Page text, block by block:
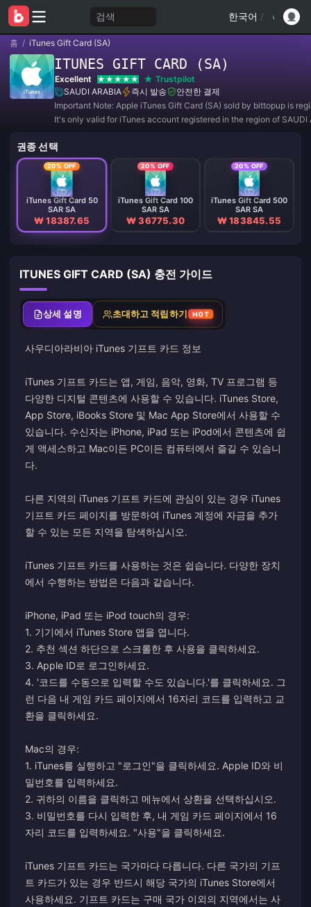
검색 한국어 /
홈 / iTunes Gift Card (SA)
ITUNES GIFT CARD (SA)
Excellent
Trustpilot
SAUDI ARABIA
즉시 발송
안전한 결제
Important Note: Apple iTunes Gift Card (SA) sold by bittopup is
It's only valid for iTunes account registered in the region of SAUDI
권종 선택
20% OFF
iTunes Gift Card 50
SAR SA
₩ 18387.65
20% OFF
iTunes Gift Card 100
SAR SA
₩ 36775.30
20% OFF
iTunes Gift Card 500
SAR SA
₩ 183845.55
ITUNES GIFT CARD (SA) 충전 가이드
상세 설명 초대하고 적립하기 HOT
사우디아라비아 iTunes 기프트 카드 정보
iTunes 기프트 카드는 앱, 게임, 음악, 영화, TV 프로그램 등
다양한 디지털 콘텐츠에 사용할 수 있습니다. iTunes Store,
App Store, iBooks Store 및 Mac App Store에서 사용할 수
있습니다. 수신자는 iPhone, iPad 또는 iPod에서 콘텐츠에 쉽
게 액세스하고 Mac이든 PC이든 컴퓨터에서 즐길 수 있습니
다.
다른 지역의 iTunes 기프트 카드에 관심이 있는 경우 iTunes
기프트 카드 페이지를 방문하여 iTunes 계정에 자금을 추가
할 수 있는 모든 지역을 탐색하십시오.
iTunes 기프트 카드를 사용하는 것은 쉽습니다. 다양한 장치
에서 수행하는 방법은 다음과 같습니다.
iPhone, iPad 또는 iPod touch의 경우:
1. 기기에서 iTunes Store 앱을 엽니다.
2. 추천 섹션 하단으로 스크롤한 후 사용을 클릭하세요.
3. Apple ID로 로그인하세요.
4. '코드를 수동으로 입력할 수도 있습니다.'를 클릭하세요. 그
런 다음 내 게임 카드 페이지에서 16자리 코드를 입력하고 교
환을 클릭하세요.
Mac의 경우:
1. iTunes를 실행하고 "로그인"을 클릭하세요. Apple ID와 비
밀번호를 입력하세요.
2. 귀하의 이름을 클릭하고 메뉴에서 상환을 선택하십시오.
3. 비밀번호를 다시 입력한 후, 내 게임 카드 페이지에서 16
자리 코드를 입력하세요. "사용"을 클릭하세요.
iTunes 기프트 카드는 국가마다 다릅니다. 다른 국가의 기프
트 카드가 있는 경우 반드시 해당 국가의 iTunes Store에서
사용하세요. 기프트 카드는 구매 국가 이외의 지역에서는 사